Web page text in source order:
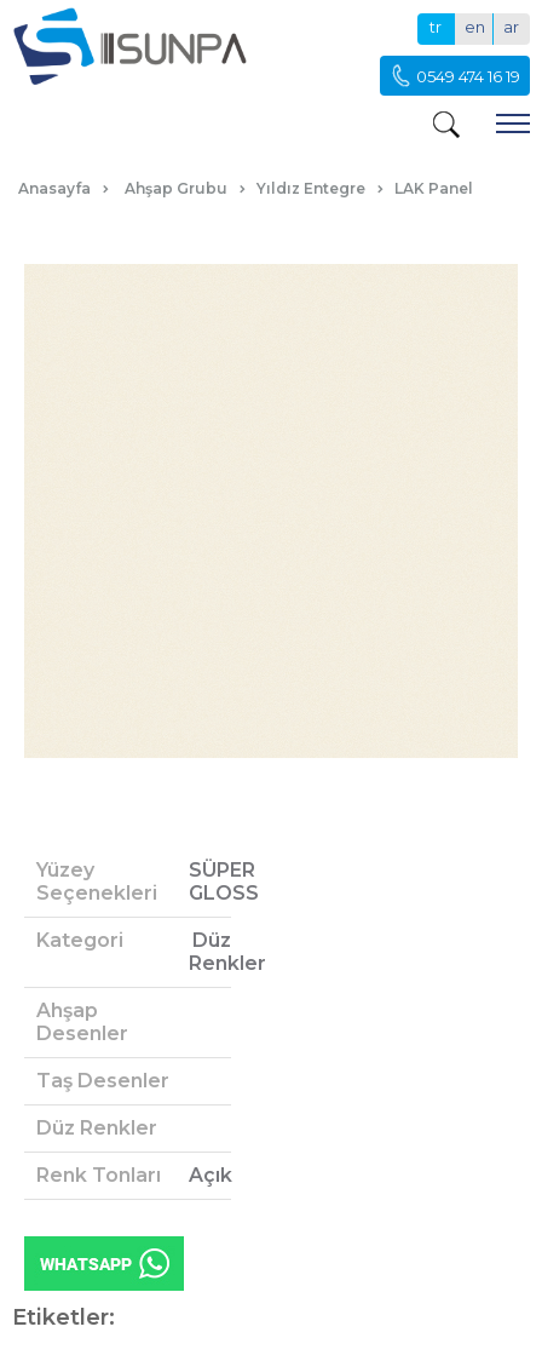
tr en ar
0549 474 16 19
SGL METALIK EKRU LAK PANEL
Anasayfa Ahşap Grubu Yıldız Entegre LAK Panel
Yüzey
Seçenekleri
SÜPER
GLOSS
Kategori
Düz
Renkler
Ahşap
Desenler
Taş Desenler
Düz Renkler
Renk Tonları Açık
Etiketler: